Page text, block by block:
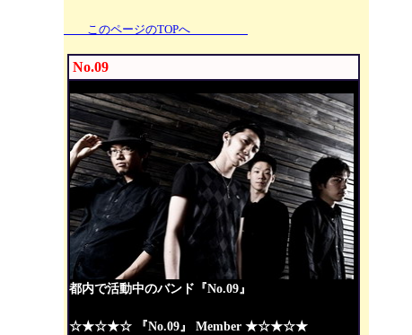
このページのTOPへ
No.09
都内で活動中のバンド『No.09』
☆★☆★☆ 『No.09』 Member ★☆★☆★